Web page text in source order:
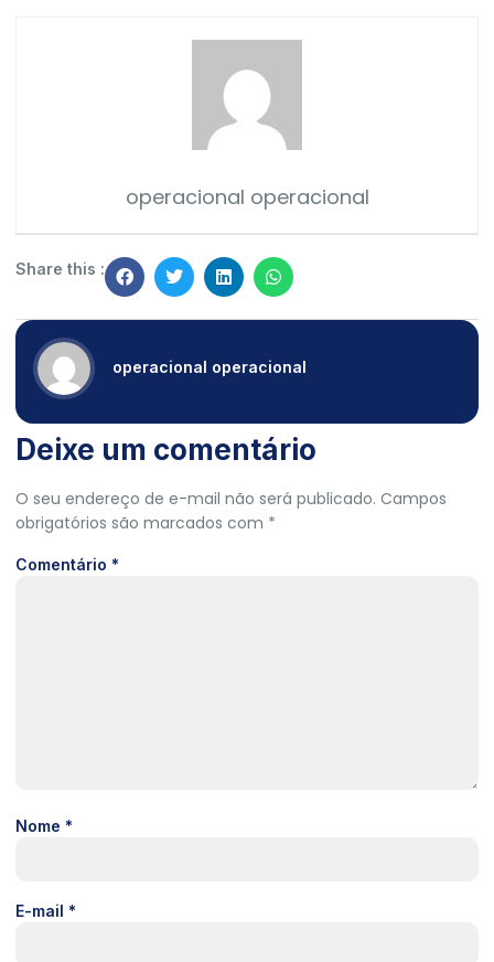
operacional operacional
Share this :
operacional operacional
Deixe um comentário
O seu endereço de e-mail não será publicado. Campos
obrigatórios são marcados com *
Comentário *
Nome *
E-mail *